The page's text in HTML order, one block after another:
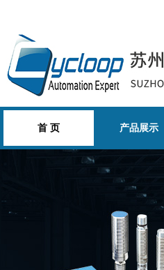
首 页 产品展示